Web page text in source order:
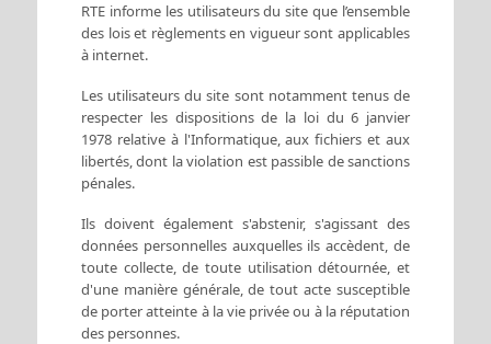
RTE informe les utilisateurs du site que l’ensemble
des lois et règlements en vigueur sont applicables
à internet.
Les utilisateurs du site sont notamment tenus de
respecter les dispositions de la loi du 6 janvier
1978 relative à l'Informatique, aux fichiers et aux
libertés, dont la violation est passible de sanctions
pénales.
Ils doivent également s'abstenir, s'agissant des
données personnelles auxquelles ils accèdent, de
toute collecte, de toute utilisation détournée, et
d'une manière générale, de tout acte susceptible
de porter atteinte à la vie privée ou à la réputation
des personnes.